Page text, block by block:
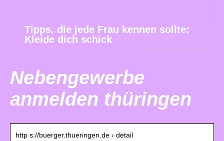
Tipps, die jede Frau kennen sollte:
Kleide dich schick
Nebengewerbe
anmelden thüringen
http s://buerger.thueringen.de › detail